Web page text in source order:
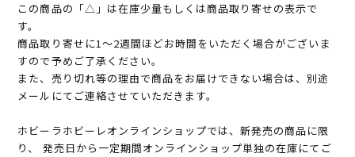
この商品の「△」は在庫少量もしくは商品取り寄せの表示で
す。
商品取り寄せに1～2週間ほどお時間をいただく場合がございま
すので予めご了承ください。
また、売り切れ等の理由で商品をお届けできない場合は、別途
メールにてご連絡させていただきます。
ホビーラホビーレオンラインショップでは、新発売の商品に限
り、 発売日から一定期間オンラインショップ単独の在庫にてご